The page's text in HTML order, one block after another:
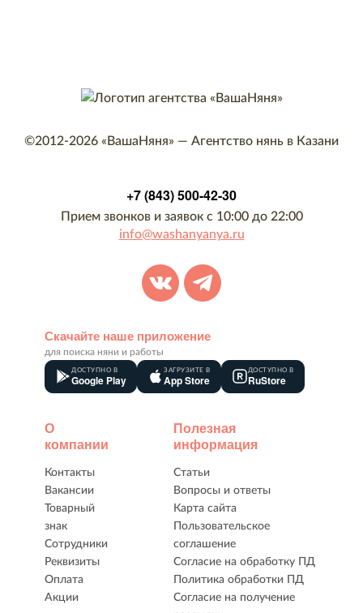
©2012-2026 «ВашаНяня» — Агентство нянь в Казани
+7 (843) 500-42-30
Прием звонков и заявок с 10:00 до 22:00
info@washanyanya.ru
Скачайте наше приложение
для поиска няни и работы
ДОСТУПНО В
Google Play
ЗАГРУЗИТЕ В
App Store
ДОСТУПНО В
RuStore
О
компании
Контакты
Вакансии
Товарный
знак
Сотрудники
Реквизиты
Оплата
Акции
Полезная
информация
Статьи
Вопросы и ответы
Карта сайта
Пользовательское
соглашение
Согласие на обработку ПД
Политика обработки ПД
Согласие на получение